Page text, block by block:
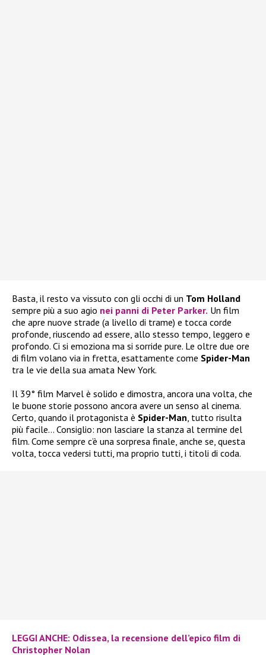
Basta, il resto va vissuto con gli occhi di un Tom Holland
sempre più a suo agio nei panni di Peter Parker. Un film
che apre nuove strade (a livello di trame) e tocca corde
profonde, riuscendo ad essere, allo stesso tempo, leggero e
profondo. Ci si emoziona ma si sorride pure. Le oltre due ore
di film volano via in fretta, esattamente come Spider-Man
tra le vie della sua amata New York.
Il 39° film Marvel è solido e dimostra, ancora una volta, che
le buone storie possono ancora avere un senso al cinema.
Certo, quando il protagonista è Spider-Man , tutto risulta
più facile… Consiglio: non lasciare la stanza al termine del
film. Come sempre c’è una sorpresa finale, anche se, questa
volta, tocca vedersi tutti, ma proprio tutti, i titoli di coda.
LEGGI ANCHE: Odissea, la recensione dell’epico film di
Christopher Nolan